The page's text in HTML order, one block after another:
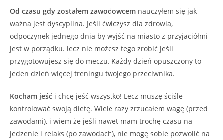
Od czasu gdy zostałem zawodowcem nauczyłem się jak
ważna jest dyscyplina. Jeśli ćwiczysz dla zdrowia,
odpoczynek jednego dnia by wyjść na miasto z przyjaciółmi
jest w porządku. lecz nie możesz tego zrobić jeśli
przygotowujesz się do meczu. Każdy dzień opuszczony to
jeden dzień więcej treningu twojego przeciwnika.
Kocham jeść i chcę jeść wszystko! Lecz muszę ściśle
kontrolować swoją dietę. Wiele razy zrzucałem wagę (przed
zawodami), i wiem że jeśli nawet mam trochę czasu na
jedzenie i relaks (po zawodach), nie mogę sobie pozwolić na